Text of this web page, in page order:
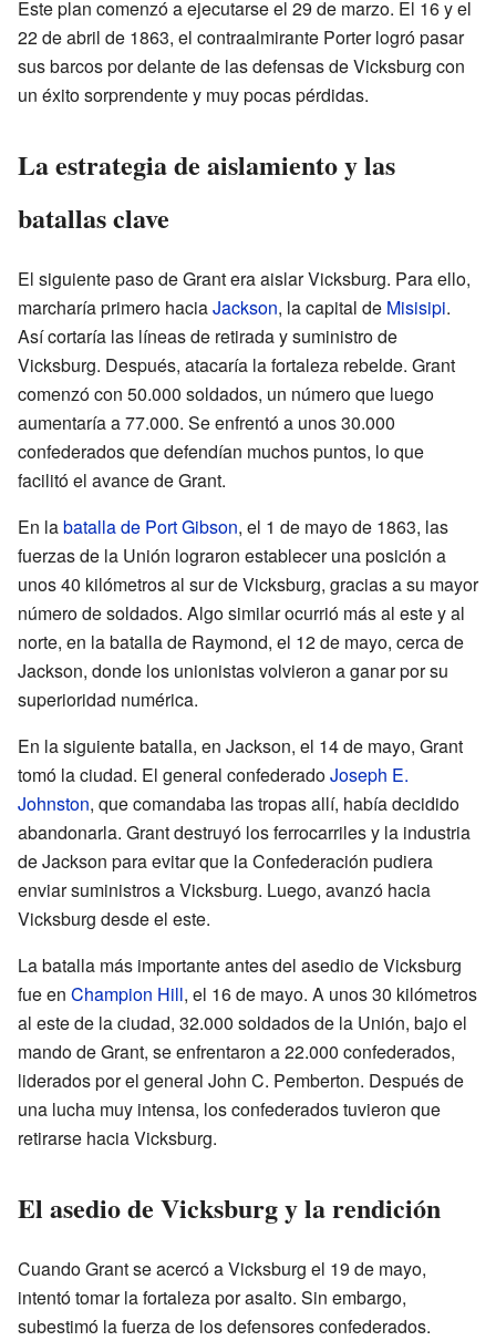
Este plan comenzó a ejecutarse el 29 de marzo. El 16 y el
22 de abril de 1863, el contraalmirante Porter logró pasar
sus barcos por delante de las defensas de Vicksburg con
un éxito sorprendente y muy pocas pérdidas.
La estrategia de aislamiento y las
batallas clave
El siguiente paso de Grant era aislar Vicksburg. Para ello,
marcharía primero haciaJackson, la capital de Misisipi.
Así cortaría las líneas de retirada y suministro de
Vicksburg. Después, atacaría la fortaleza rebelde. Grant
comenzó con 50.000 soldados, un número que luego
aumentaría a 77.000. Se enfrentó a unos 30.000
confederados que defendían muchos puntos, lo que
facilitó el avance de Grant.
En labatalla de Port Gibson, el 1 de mayo de 1863, las
fuerzas de la Unión lograron establecer una posición a
unos 40 kilómetros al sur de Vicksburg, gracias a su mayor
número de soldados. Algo similar ocurrió más al este y al
norte, en la batalla de Raymond, el 12 de mayo, cerca de
Jackson, donde los unionistas volvieron a ganar por su
superioridad numérica.
En la siguiente batalla, en Jackson, el 14 de mayo, Grant
tomó la ciudad. El general confederadoJoseph E.
Johnston, que comandaba las tropas allí, había decidido
abandonarla. Grant destruyó los ferrocarriles y la industria
de Jackson para evitar que la Confederación pudiera
enviar suministros a Vicksburg. Luego, avanzó hacia
Vicksburg desde el este.
La batalla más importante antes del asedio de Vicksburg
fue en Champion Hill, el 16 de mayo. A unos 30 kilómetros
al este de la ciudad, 32.000 soldados de la Unión, bajo el
mando de Grant, se enfrentaron a 22.000 confederados,
liderados por el general John C. Pemberton. Después de
una lucha muy intensa, los confederados tuvieron que
retirarse hacia Vicksburg.
El asedio de Vicksburg y la rendición
Cuando Grant se acercó a Vicksburg el 19 de mayo,
intentó tomar la fortaleza por asalto. Sin embargo,
subestimó la fuerza de los defensores confederados.